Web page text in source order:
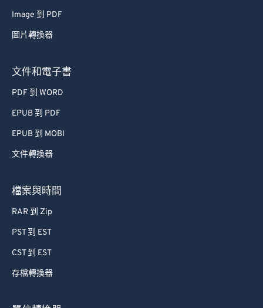
Image 到 PDF
圖片轉換器
文件和電子書
PDF 到 WORD
EPUB 到 PDF
EPUB 到 MOBI
文件轉換器
檔案與時間
RAR 到 Zip
PST 到 EST
CST 到 EST
存檔轉換器